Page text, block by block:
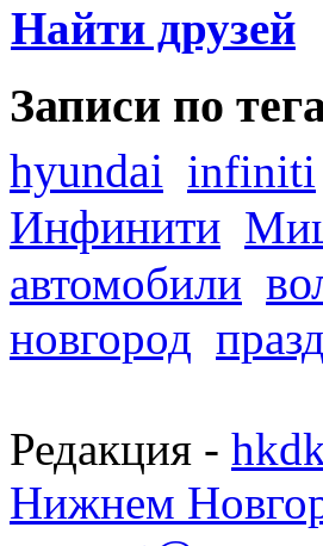
Найти друзей
Записи по
hyundai infiniti
Инфинити
автомобили
новгород
Редакция -
Нижнем